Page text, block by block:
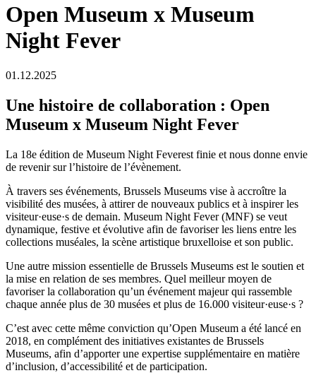
Open Museum x Museum
Night Fever
01.12.2025
Une histoire de collaboration : Open
Museum x Museum Night Fever
La 18e édition de Museum Night Feverest finie et nous donne envie
de revenir sur l’histoire de l’évènement.
À travers ses événements, Brussels Museums vise à accroître la
visibilité des musées, à attirer de nouveaux publics et à inspirer les
visiteur·euse·s de demain. Museum Night Fever (MNF) se veut
dynamique, festive et évolutive afin de favoriser les liens entre les
collections muséales, la scène artistique bruxelloise et son public.
Une autre mission essentielle de Brussels Museums est le soutien et
la mise en relation de ses membres. Quel meilleur moyen de
favoriser la collaboration qu’un événement majeur qui rassemble
chaque année plus de 30 musées et plus de 16.000 visiteur·euse·s ?
C’est avec cette même conviction qu’Open Museum a été lancé en
2018, en complément des initiatives existantes de Brussels
Museums, afin d’apporter une expertise supplémentaire en matière
d’inclusion, d’accessibilité et de participation.